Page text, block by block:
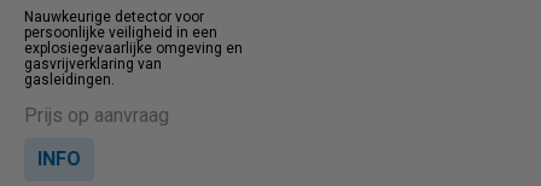
Nauwkeurige detector voor
persoonlijke veiligheid in een
explosiegevaarlijke omgeving en
gasvrijverklaring van
gasleidingen.
Prijs op aanvraag
INFO